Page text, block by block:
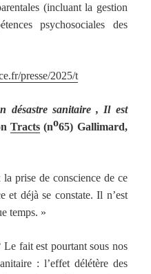
(incluant la gestion
psychosociales des
presse/2025/t
désastre sanitaire , Il est
Tracts(no65) Gallimard,
prise de conscience de ce
et déjà se constate. Il n’est
temps. »
fait est pourtant sous nos
: l’effet délétère des